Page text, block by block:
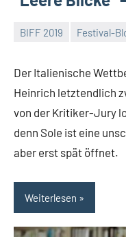
BIFF 2019 Festival-
Der Italienische
Heinrich letztendlich
von der Kritiker-Jury
denn Sole ist eine
aber erst spät öffnet.
Weiterlesen